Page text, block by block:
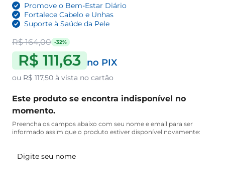
Promove o Bem-Estar Diário
Fortalece Cabelo e Unhas
Suporte à Saúde da Pele
R$ 164,00 -32%
R$ 111,63 no PIX
ou R$ 117,50 à vista no cartão
Este produto se encontra indisponível no
momento.
Preencha os campos abaixo com seu nome e email para ser
informado assim que o produto estiver disponível novamente: